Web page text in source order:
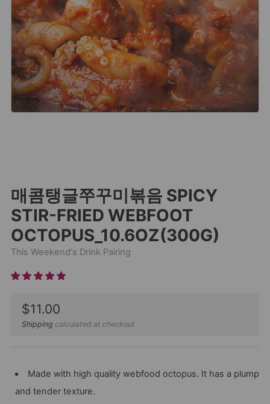
매콤탱글쭈꾸미볶음 SPICY
STIR-FRIED WEBFOOT
OCTOPUS_10.6OZ(300G)
This Weekend's Drink Pairing
Sale
price
$11.00
Shipping calculated at checkout
Made with high quality webfood octopus. It has a plump
and tender texture.